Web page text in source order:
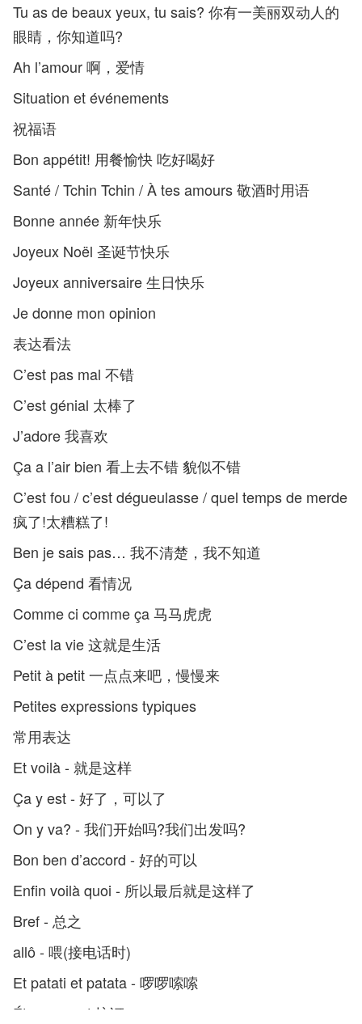
Tu as de beaux yeux, tu sais? 你有一美丽双动人的
眼睛，你知道吗?
Ah l’amour 啊，爱情
Situation et événements
祝福语
Bon appétit! 用餐愉快 吃好喝好
Santé / Tchin Tchin / À tes amours 敬酒时用语
Bonne année 新年快乐
Joyeux Noël 圣诞节快乐
Joyeux anniversaire 生日快乐
Je donne mon opinion
表达看法
C’est pas mal 不错
C’est génial 太棒了
J’adore 我喜欢
Ça a l’air bien 看上去不错 貌似不错
C’est fou / c’est dégueulasse / quel temps de merde
疯了!太糟糕了!
Ben je sais pas… 我不清楚，我不知道
Ça dépend 看情况
Comme ci comme ça 马马虎虎
C’est la vie 这就是生活
Petit à petit 一点点来吧，慢慢来
Petites expressions typiques
常用表达
Et voilà - 就是这样
Ça y est - 好了，可以了
On y va? - 我们开始吗?我们出发吗?
Bon ben d’accord - 好的可以
Enfin voilà quoi - 所以最后就是这样了
Bref - 总之
allô - 喂(接电话时)
Et patati et patata - 啰啰嗦嗦
Étonnement 惊讶